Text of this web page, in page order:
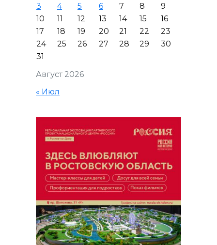
Август 2026
3
4 5 6 7 8
9
10
11 12 13 14 15
16
17
18 19 20 21 22
23
24
25 26 27 28 29
30
31
« Июл